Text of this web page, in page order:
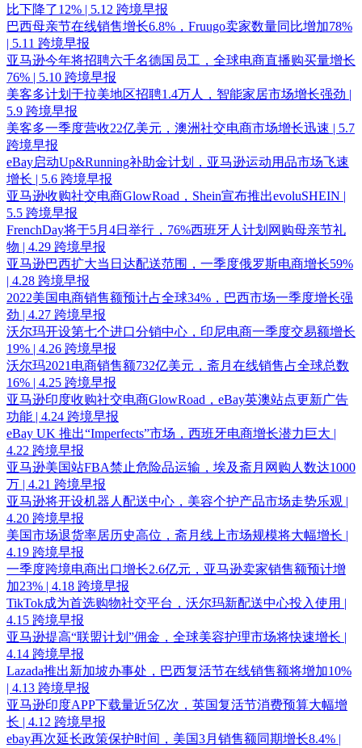
比下降了12% | 5.12 跨境早报
巴西母亲节在线销售增长6.8%，Fruugo卖家数量同比增加78%
| 5.11 跨境早报
亚马逊今年将招聘六千名德国员工，全球电商直播购买量增长
76% | 5.10 跨境早报
美客多计划于拉美地区招聘1.4万人，智能家居市场增长强劲 |
5.9 跨境早报
美客多一季度营收22亿美元，澳洲社交电商市场增长迅速 | 5.7
跨境早报
eBay启动Up&Running补助金计划，亚马逊运动用品市场飞速
增长 | 5.6 跨境早报
亚马逊收购社交电商GlowRoad，Shein宣布推出evoluSHEIN |
5.5 跨境早报
FrenchDay将于5月4日举行，76%西班牙人计划网购母亲节礼
物 | 4.29 跨境早报
亚马逊巴西扩大当日达配送范围，一季度俄罗斯电商增长59%
| 4.28 跨境早报
2022美国电商销售额预计占全球34%，巴西市场一季度增长强
劲 | 4.27 跨境早报
沃尔玛开设第七个进口分销中心，印尼电商一季度交易额增长
19% | 4.26 跨境早报
沃尔玛2021电商销售额732亿美元，斋月在线销售占全球总数
16% | 4.25 跨境早报
亚马逊印度收购社交电商GlowRoad，eBay英澳站点更新广告
功能 | 4.24 跨境早报
eBay UK 推出“Imperfects”市场，西班牙电商增长潜力巨大 |
4.22 跨境早报
亚马逊美国站FBA禁止危险品运输，埃及斋月网购人数达1000
万 | 4.21 跨境早报
亚马逊将开设机器人配送中心，美容个护产品市场走势乐观 |
4.20 跨境早报
美国市场退货率居历史高位，斋月线上市场规模将大幅增长 |
4.19 跨境早报
一季度跨境电商出口增长2.6亿元，亚马逊卖家销售额预计增
加23% | 4.18 跨境早报
TikTok成为首选购物社交平台，沃尔玛新配送中心投入使用 |
4.15 跨境早报
亚马逊提高“联盟计划”佣金，全球美容护理市场将快速增长 |
4.14 跨境早报
Lazada推出新加坡办事处，巴西复活节在线销售额将增加10%
| 4.13 跨境早报
亚马逊印度APP下载量近5亿次，英国复活节消费预算大幅增
长 | 4.12 跨境早报
ebay再次延长政策保护时间，美国3月销售额同期增长8.4% |